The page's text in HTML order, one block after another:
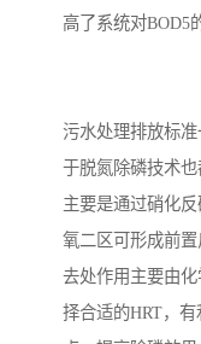
高了系统对BOD5
污水处理排放标
于脱氮除磷技术
主要是通过硝化
氧二区可形成前
去处作用主要由
择合适的HRT，